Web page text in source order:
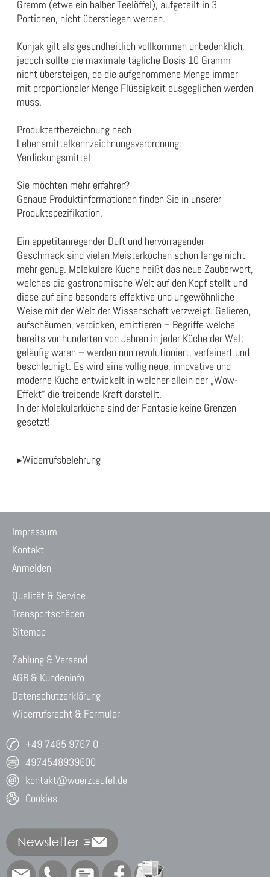
Gramm (etwa ein halber Teelöffel), aufgeteilt in 3
Portionen, nicht überstiegen werden.
Konjak gilt als gesundheitlich vollkommen unbedenklich,
jedoch sollte die maximale tägliche Dosis 10 Gramm
nicht übersteigen, da die aufgenommene Menge immer
mit proportionaler Menge Flüssigkeit ausgeglichen werden
muss.
Produktartbezeichnung nach
Lebensmittelkennzeichnungsverordnung:
Verdickungsmittel
Sie möchten mehr erfahren?
Genaue Produktinformationen finden Sie in unserer
Produktspezifikation.
Ein appetitanregender Duft und hervorragender
Geschmack sind vielen Meisterköchen schon lange nicht
mehr genug. Molekulare Küche heißt das neue Zauberwort,
welches die gastronomische Welt auf den Kopf stellt und
diese auf eine besonders effektive und ungewöhnliche
Weise mit der Welt der Wissenschaft verzweigt. Gelieren,
aufschäumen, verdicken, emittieren – Begriffe welche
bereits vor hunderten von Jahren in jeder Küche der Welt
geläufig waren – werden nun revolutioniert, verfeinert und
beschleunigt. Es wird eine völlig neue, innovative und
moderne Küche entwickelt in welcher allein der „Wow-
Effekt“ die treibende Kraft darstellt.
In der Molekularküche sind der Fantasie keine Grenzen
gesetzt!
▸Widerrufsbelehrung
Impressum
Kontakt
Anmelden
Qualität & Service
Transportschäden
Sitemap
Zahlung & Versand
AGB & Kundeninfo
Datenschutzerklärung
Widerrufsrecht & Formular
+49 7485 9767 0
4974548939600
kontakt@wuerzteufel.de
Cookies